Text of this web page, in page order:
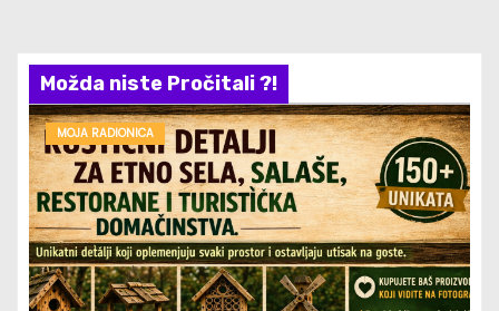
Možda niste Pročitali ?!
MOJA RADIONICA